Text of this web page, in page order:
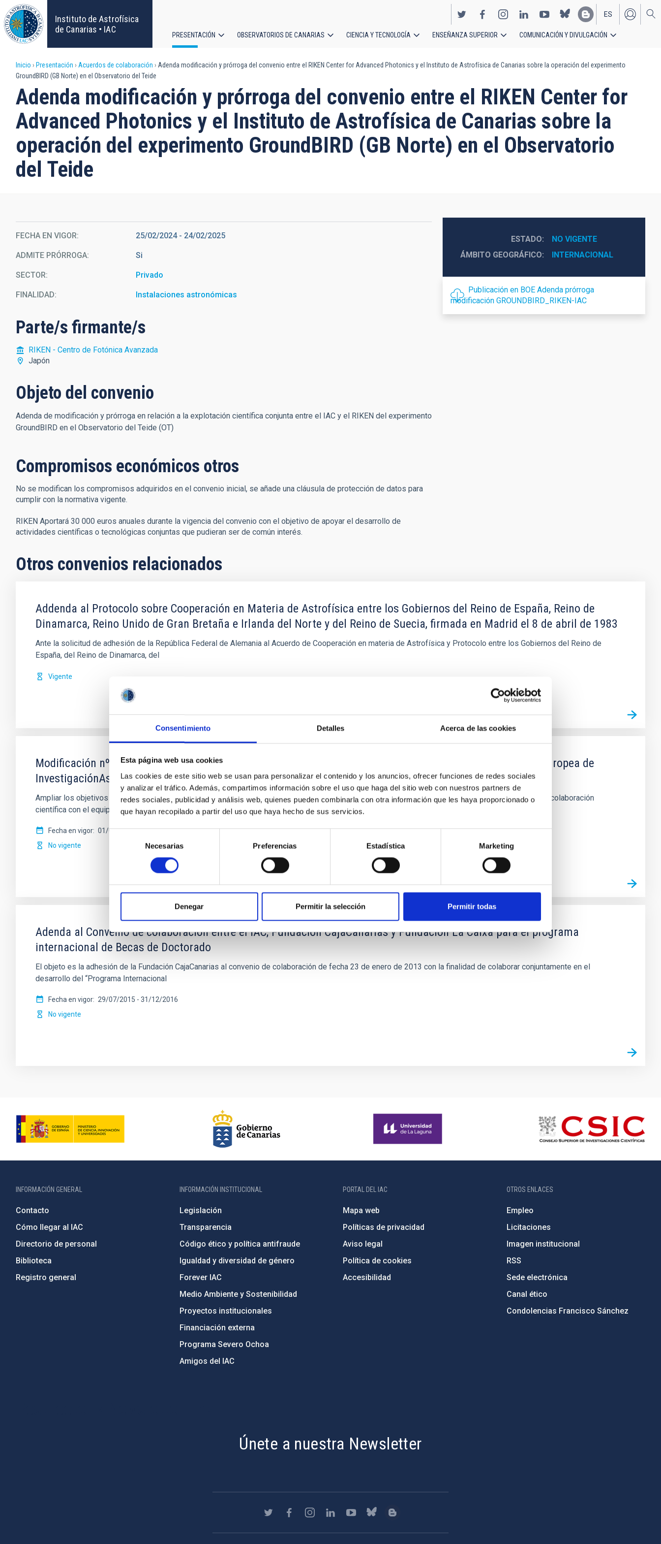
Consentimiento Detalles Acerca de las cookies
Esta página web usa cookies
Las cookies de este sitio web se usan para personalizar el contenido y los anuncios, ofrecer funciones de redes sociales
y analizar el tráfico. Además, compartimos información sobre el uso que haga del sitio web con nuestros partners de
redes sociales, publicidad y análisis web, quienes pueden combinarla con otra información que les haya proporcionado o
que hayan recopilado a partir del uso que haya hecho de sus servicios.
consentimiento
Necesarias Preferencias Estadística Marketing
Denegar Permitir la selección Permitir todas
Pasar
al
contenido
principal
Instituto de Astrofísica
de Canarias • IAC
EN
ES
Navegación
principal
PRESENTACIÓN OBSERVATORIOS DE CANARIAS CIENCIA Y TECNOLOGÍA ENSEÑANZA SUPERIOR COMUNICACIÓN Y DIVULGACIÓN
Sobrescribir
enlaces
de
ayuda
a
la
Inicio Presentación Acuerdos de colaboración
Adenda modificación y prórroga del convenio entre el RIKEN Center for Advanced Photonics y el Instituto de Astrofísica de Canarias sobre la operación del experimento
GroundBIRD (GB Norte) en el Observatorio del Teide
Adenda modificación y prórroga del convenio entre el RIKEN Center for
Advanced Photonics y el Instituto de Astrofísica de Canarias sobre la
operación del experimento GroundBIRD (GB Norte) en el Observatorio
del Teide
FECHA EN VIGOR 25/02/2024- 24/02/2025
ADMITE PRÓRROGA Si
SECTOR Privado
FINALIDAD Instalaciones astronómicas
Parte/s firmante/s
RIKEN - Centro de Fotónica Avanzada
Japón
Objeto del convenio
Adenda de modificación y prórroga en relación a la explotación científica conjunta entre el IAC y el RIKEN del experimento
GroundBIRD en el Observatorio del Teide (OT)
Compromisos económicos otros
No se modifican los compromisos adquiridos en el convenio inicial, se añade una cláusula de protección de datos para
cumplir con la normativa vigente.
RIKEN Aportará 30 000 euros anuales durante la vigencia del convenio con el objetivo de apoyar el desarrollo de
actividades científicas o tecnológicas conjuntas que pudieran ser de común interés.
ESTADO
NO VIGENTE
ÁMBITO GEOGRÁFICO
INTERNACIONAL
Publicación en BOE Adenda prórroga
modificación GROUNDBIRD_RIKEN-IAC
Otros convenios relacionados
Addenda al Protocolo sobre Cooperación en Materia de Astrofísica entre los Gobiernos del Reino de España, Reino de
Dinamarca, Reino Unido de Gran Bretaña e Irlanda del Norte y del Reino de Suecia, firmada en Madrid el 8 de abril de 1983
Ante la solicitud de adhesión de la República Federal de Alemania al Acuerdo de Cooperación en materia de Astrofísica y Protocolo entre los Gobiernos del Reino de
España, del Reino de Dinamarca, del
Vigente
Modificación nº 1 a la Carta Acuerdo sobre el experimento en colaboración entre el IAC y la Organización Europea de
InvestigaciónAstronómica Hemisferio Sur.
Ampliar los objetivos de la colaboración para permitir que los experimentos de campo LGS-AO sean realizados en el telescopio WHT de La Palma en colaboración
científica con el equipo de sistemas de
Fecha en vigor 01/02/2017-31/12/2020
No vigente
Adenda al Convenio de colaboración entre el IAC, Fundación CajaCanarias y Fundación La Caixa para el programa
internacional de Becas de Doctorado
El objeto es la adhesión de la Fundación CajaCanarias al convenio de colaboración de fecha 23 de enero de 2013 con la finalidad de colaborar conjuntamente en el
desarrollo del “Programa Internacional
Fecha en vigor 29/07/2015 - 31/12/2016
No vigente
INFORMACIÓN GENERAL
Contacto
Cómo llegar al IAC
Directorio de personal
Biblioteca
Registro general
INFORMACIÓN INSTITUCIONAL
Legislación
Transparencia
Código ético y política antifraude
Igualdad y diversidad de género
Forever IAC
Medio Ambiente y Sostenibilidad
Proyectos institucionales
Financiación externa
Programa Severo Ochoa
Amigos del IAC
PORTAL DEL IAC
Mapa web
Políticas de privacidad
Aviso legal
Política de cookies
Accesibilidad
OTROS ENLACES
Empleo
Licitaciones
Imagen institucional
RSS
Sede electrónica
Canal ético
Condolencias Francisco Sánchez
Únete a nuestra Newsletter